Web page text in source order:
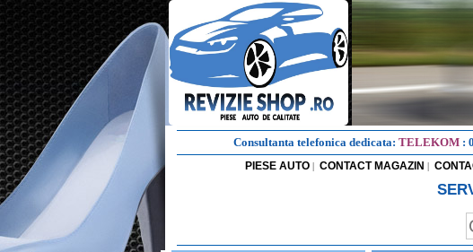
Consultanta telefonica dedicata: TELEKOM :
PIESE AUTO | CONTACT MAGAZIN |